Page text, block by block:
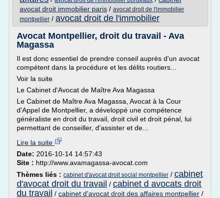
avocat droit immobilier paris / avocat droit de l'immobilier
montpellier / avocat droit de l'immobilier
Avocat Montpellier, droit du travail - Ava
Magassa
Il est donc essentiel de prendre conseil auprès d'un avocat
compétent dans la procédure et les délits routiers...
Voir la suite
Le Cabinet d'Avocat de Maître Ava Magassa
Le Cabinet de Maître Ava Magassa, Avocat à la Cour
d'Appel de Montpellier, a développé une compétence
généraliste en droit du travail, droit civil et droit pénal, lui
permettant de conseiller, d'assister et de...
Lire la suite
Date: 2016-10-14 14:57:43
Site : http://www.avamagassa-avocat.com
Thèmes liés : cabinet d'avocat droit social montpellier / cabinet
d'avocat droit du travail / cabinet d avocats droit
du travail / cabinet d'avocat droit des affaires montpellier /